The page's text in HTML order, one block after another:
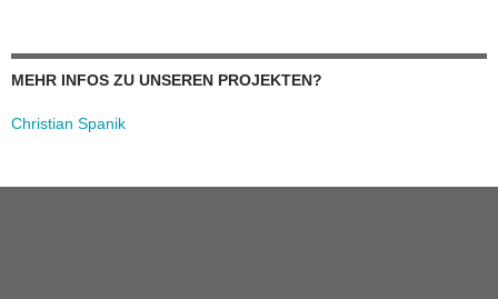
MEHR INFOS ZU UNSEREN PROJEKTEN?
Christian Spanik